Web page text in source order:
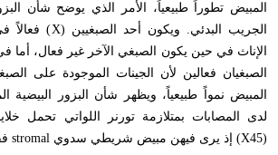
المبيض تطوراً طبيعياً، الأمر الذي يوضح شأن
الجريب البدئي. ويكون أحد الصبغيين (X) فعالاً
الإناث في حين يكون الصبغي الآخر غير فعال، أما
الصبغيان فعالين لأن الجينات الموجودة على
المبيض نمواً طبيعياً، ويظهر شأن البزور
لدى المصابات بمتلازمة تورنر اللواتي تحمل
(
X45) إذ يرى فيهن مبيض شريطي سدوي stromal